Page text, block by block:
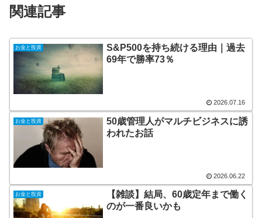
関連記事
お金と投資
S&P500を持ち続ける理由｜過去
69年で勝率73％
2026.07.16
お金と投資
50歳管理人がマルチビジネスに誘
われたお話
2026.06.22
お金と投資
【雑談】結局、60歳定年まで働く
のが一番良いかも